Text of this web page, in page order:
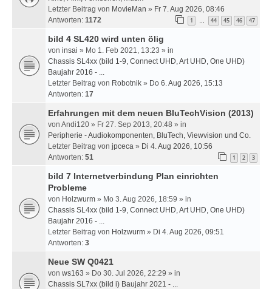
Letzter Beitrag von MovieMan » Fr 7. Aug 2026, 08:46
Antworten: 1172 1 44 45 46 47
bild 4 SL420 wird unten ölig
von insai » Mo 1. Feb 2021, 13:23 » in
Chassis SL4xx (bild 1-9, Connect UHD, Art UHD, One UHD)
Baujahr 2016 - ...
Letzter Beitrag von Robotnik » Do 6. Aug 2026, 15:13
Antworten: 17
Erfahrungen mit dem neuen BluTechVision (2013)
von Andi120 » Fr 27. Sep 2013, 20:48 » in
Peripherie - Audiokomponenten, BluTech, Viewvision und Co.
Letzter Beitrag von jpceca » Di 4. Aug 2026, 10:56
Antworten: 51 1 2 3
bild 7 Internetverbindung Plan einrichten
Probleme
von Holzwurm » Mo 3. Aug 2026, 18:59 » in
Chassis SL4xx (bild 1-9, Connect UHD, Art UHD, One UHD)
Baujahr 2016 - ...
Letzter Beitrag von Holzwurm » Di 4. Aug 2026, 09:51
Antworten: 3
Neue SW Q0421
von ws163 » Do 30. Jul 2026, 22:29 » in
Chassis SL7xx (bild i) Baujahr 2021 - ...